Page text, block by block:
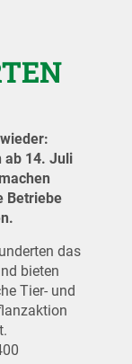
ab 14. Juli
Betriebe
das
bieten
Tier- und